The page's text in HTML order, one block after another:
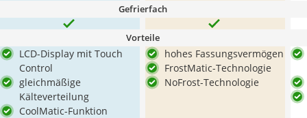
Gefrierfach
Vorteile
LCD-Display mit Touch
Control
gleichmäßige
Kälteverteilung
CoolMatic-Funktion
hohes Fassungsvermögen
FrostMatic-Technologie
NoFrost-Technologie